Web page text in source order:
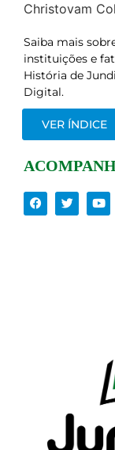
Christovam
Saiba mais
instituições e
História de
Digital.
VER ÍNDICE